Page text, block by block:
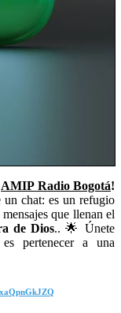
AMIP Radio Bogotá!
un chat: es un refugio
que llenan el
de Dios.. 🌟 Únete
pertenecer a una